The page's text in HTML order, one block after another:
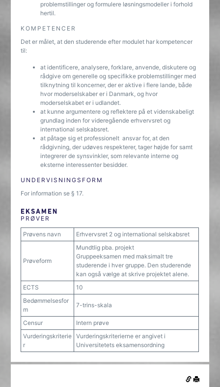
problemstillinger og formulere løsningsmodeller i forhold
hertil.
KOMPETENCER
Det er målet, at den studerende efter modulet har kompetencer
til:
at identificere, analysere, forklare, anvende, diskutere og
rådgive om generelle og specifikke problemstillinger med
tilknytning til koncerner, der er aktive i flere lande, både
hvor moderselskaber er i Danmark, og hvor
moderselskabet er i udlandet.
at kunne argumentere og reflektere på et videnskabeligt
grundlag inden for videregående erhvervsret og
international selskabsret.
at påtage sig et professionelt ansvar for, at den
rådgivning, der udøves respekterer, tager højde for samt
integrerer de synsvinkler, som relevante interne og
eksterne interessenter besidder.
UNDERVISNINGSFORM
For information se § 17.
EKSAMEN
PRØVER
Prøvens navn Erhvervsret 2 og international selskabsret
Prøveform
Mundtlig pba. projekt
Gruppeeksamen med maksimalt tre
studerende i hver gruppe. Den studerende
kan også vælge at skrive projektet alene.
ECTS
10
Bedømmelsesfor
m
7-trins-skala
Censur
Intern prøve
Vurderingskriterie
r
Vurderingskriterierne er angivet i
Universitetets eksamensordning